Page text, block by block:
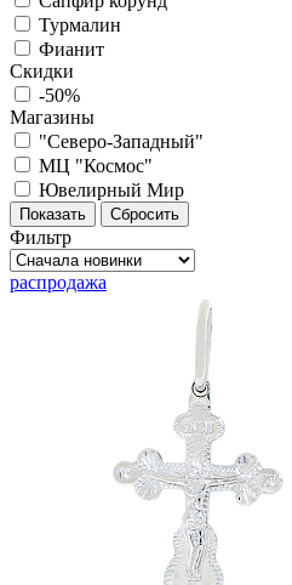
Турмалин
Фианит
Скидки
-50%
Магазины
"Северо-Западный"
МЦ "Космос"
Ювелирный Мир
Фильтр
распродажа